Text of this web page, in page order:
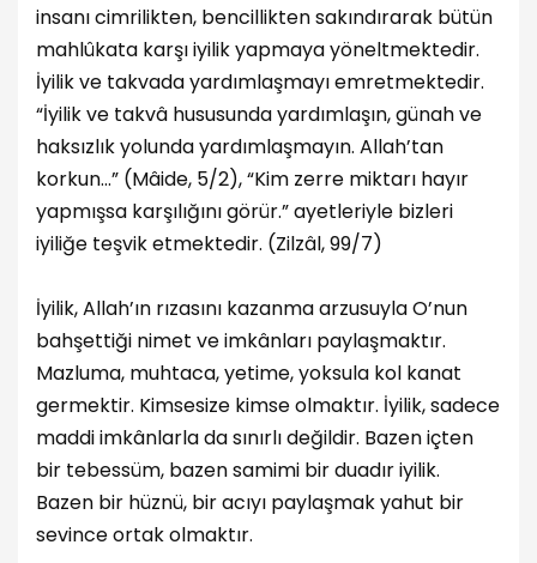
insanı cimrilikten, bencillikten sakındırarak bütün
mahlûkata karşı iyilik yapmaya yöneltmektedir.
İyilik ve takvada yardımlaşmayı emretmektedir.
“İyilik ve takvâ hususunda yardımlaşın, günah ve
haksızlık yolunda yardımlaşmayın. Allah’tan
korkun…” (Mâide, 5/2), “Kim zerre miktarı hayır
yapmışsa karşılığını görür.” ayetleriyle bizleri
iyiliğe teşvik etmektedir. (Zilzâl, 99/7)
İyilik, Allah’ın rızasını kazanma arzusuyla O’nun
bahşettiği nimet ve imkânları paylaşmaktır.
Mazluma, muhtaca, yetime, yoksula kol kanat
germektir. Kimsesize kimse olmaktır. İyilik, sadece
maddi imkânlarla da sınırlı değildir. Bazen içten
bir tebessüm, bazen samimi bir duadır iyilik.
Bazen bir hüznü, bir acıyı paylaşmak yahut bir
sevince ortak olmaktır.